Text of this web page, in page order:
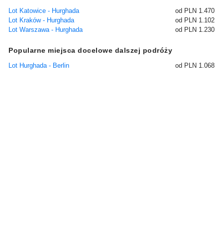
Lot Katowice - Hurghada
od PLN 1.470
Lot Kraków - Hurghada
od PLN 1.102
Lot Warszawa - Hurghada
od PLN 1.230
Popularne miejsca docelowe dalszej podróży
Lot Hurghada - Berlin od PLN 1.068